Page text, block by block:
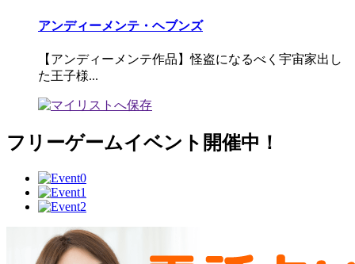
アンディーメンテ・ヘブンズ
【アンディーメンテ作品】怪盗になるべく宇宙家出し
た王子様...
フリーゲームイベント開催中！